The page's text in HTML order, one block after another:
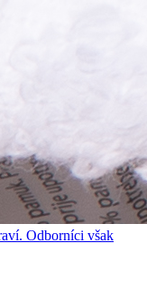
Odborníci však